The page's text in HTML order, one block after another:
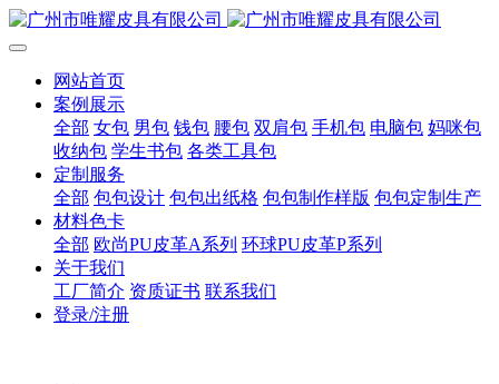
网站首页
案例展示
全部 女包 男包 钱包 腰包 双肩包 手机包 电脑包 妈咪包
收纳包 学生书包 各类工具包
定制服务
全部 包包设计 包包出纸格 包包制作样版 包包定制生产
材料色卡
全部 欧尚PU皮革A系列 环球PU皮革P系列
关于我们
工厂简介 资质证书 联系我们
登录/注册